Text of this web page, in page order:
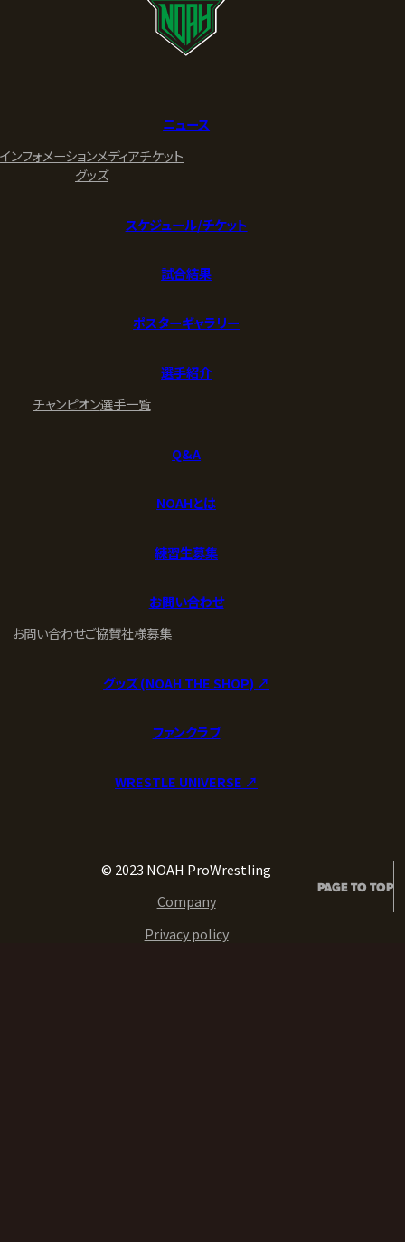
ニュース
インフォメーションメディアチケット
グッズ
スケジュール/チケット
試合結果
ポスターギャラリー
選手紹介
チャンピオン選手一覧
Q&A
NOAHとは
練習生募集
お問い合わせ
お問い合わせご協賛社様募集
グッズ (NOAH THE SHOP) ↗︎
ファンクラブ
WRESTLE UNIVERSE ↗︎
© 2023 NOAH ProWrestling
Company
Privacy policy
PAGE TO TOP